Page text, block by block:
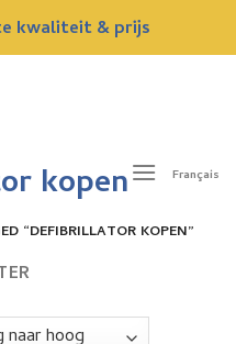
kwaliteit & prijs
Français
kopen
“DEFIBRILLATOR KOPEN”